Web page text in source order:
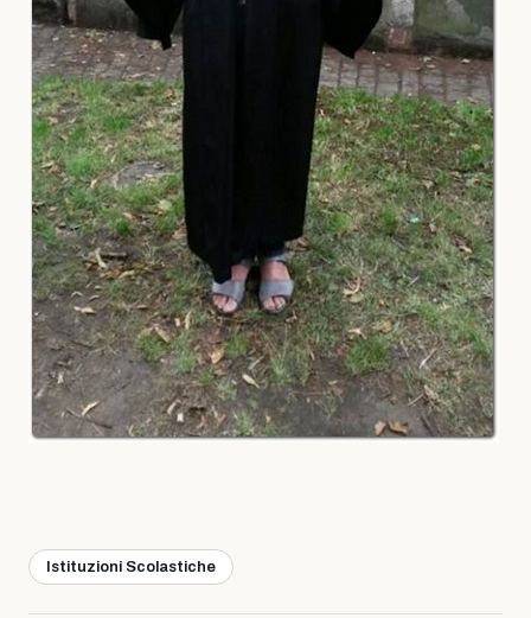
Istituzioni Scolastiche